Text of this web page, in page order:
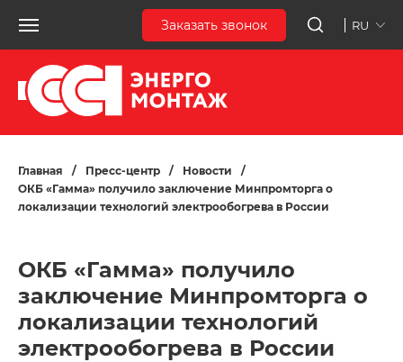
Заказать звонок RU
Главная / Пресс-центр / Новости
/
ОКБ «Гамма» получило заключение Минпромторга о
локализации технологий электрообогрева в России
ОКБ «Гамма» получило
заключение Минпромторга о
локализации технологий
электрообогрева в России